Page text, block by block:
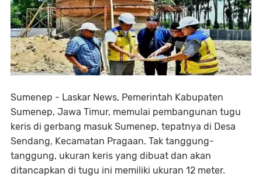
Sumenep - Laskar News, Pemerintah Kabupaten
Sumenep, Jawa Timur, memulai pembangunan tugu
keris di gerbang masuk Sumenep, tepatnya di Desa
Sendang, Kecamatan Pragaan. Tak tanggung-
tanggung, ukuran keris yang dibuat dan akan
ditancapkan di tugu ini memiliki ukuran 12 meter.